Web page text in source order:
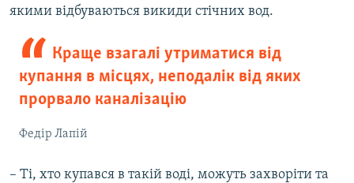
якими відбуваються викиди стічних вод.
Краще взагалі утриматися від
купання в місцях, неподалік від яких
прорвало каналізацію
Федір Лапій
– Ті, хто купався в такій воді, можуть захворіти та